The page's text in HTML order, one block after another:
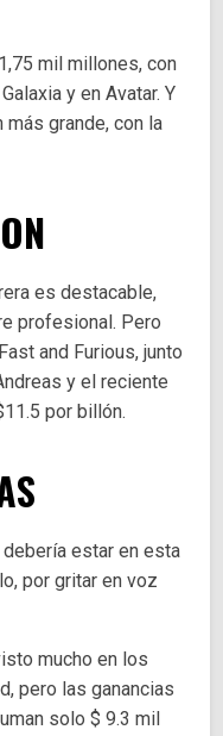
mil millones, con
y en Avatar. Y
grande, con la
es destacable,
profesional. Pero
and Furious, junto
y el reciente
por billón.
estar en esta
por gritar en voz
mucho en los
pero las ganancias
solo $ 9.3 mil